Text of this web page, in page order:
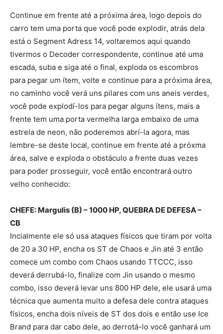
Continue em frente até a próxima área, logo depois do
carro tem uma porta que você pode explodir, atrás dela
está o Segment Adress 14, voltaremos aqui quando
tivermos o Decoder correspondente, continue até uma
escada, suba e siga até o final, exploda os escombros
para pegar um ítem, volte e continue para a próxima área,
no caminho você verá uns pilares com uns aneis verdes,
você pode explodí-los para pegar alguns ítens, mais a
frente tem uma porta vermelha larga embaixo de uma
estrela de neon, não poderemos abrí-la agora, mas
lembre-se deste local, continue em frente até a próxma
área, salve e exploda o obstáculo a frente duas vezes
para poder prosseguir, você então encontrará outro
velho conhecido:
CHEFE: Margulis (B) – 1000 HP, QUEBRA DE DEFESA –
CB
Incialmente ele só usa ataques físicos que tiram por volta
de 20 a 30 HP, encha os ST de Chaos e Jin até 3 então
comece um combo com Chaos usando TTCCC, isso
deverá derrubá-lo, finalize com Jin usando o mesmo
combo, isso deverá levar uns 800 HP dele, ele usará uma
técnica que aumenta muito a defesa dele contra ataques
físicos, encha dois níveis de ST dos dois e então use Ice
Brand para dar cabo dele, ao derrotá-lo você ganhará um